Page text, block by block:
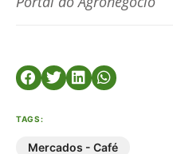
TAGS:
Mercados - Café